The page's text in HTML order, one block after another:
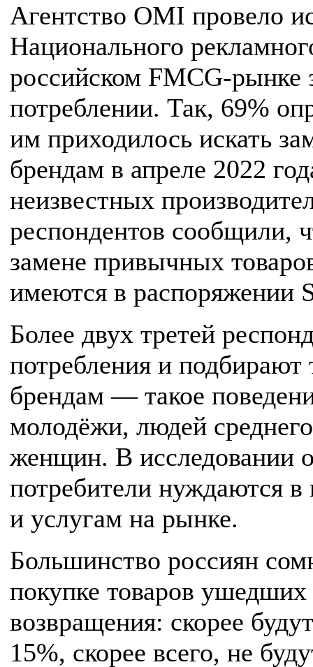
Агентство OMI провело
Национального
российском FMCG-рынке
потреблении. Так, 69%
им приходилось искать
брендам в апреле 2022
неизвестных
респондентов сообщили,
замене привычных
имеются в распоряжении
Более двух третей
потребления и
брендам — такое
молодёжи, людей
женщин. В исследовании
потребители нуждаются
и услугам на рынке.
Большинство россиян
покупке товаров
возвращения: скорее
15%, скорее всего, не